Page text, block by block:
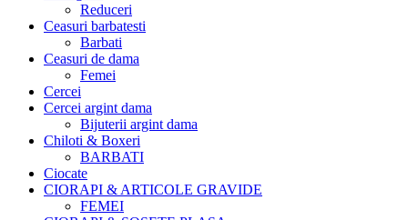
Reduceri
Ceasuri barbatesti
Barbati
Ceasuri de dama
Femei
Cercei
Cercei argint dama
Bijuterii argint dama
Chiloti & Boxeri
BARBATI
Ciocate
CIORAPI & ARTICOLE GRAVIDE
FEMEI